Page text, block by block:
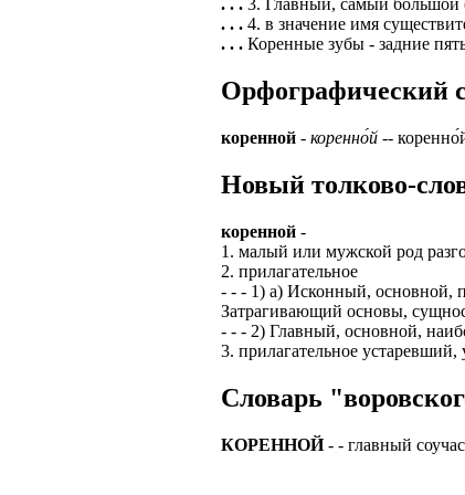
ПРОЦЕСС
Лицензия
Также
упаковщик,
# работа за
# работа за
#
#
ЗАДАЧИ
картами
установке
Опыт не
курьер
В таких
Открытие,
А также в
. . . 3. Главный, самый большой
. . . 4. в значение имя
. . . Коренные зубы - задние
Орфографический
коренной - коренно́й --
Новый толково-
коренной -
1. малый или мужской род
2. прилагательное
- - - 1) а) Исконный, основной,
Затрагивающий основы,
- - - 2) Главный, основной,
3. прилагательное
Словарь
КОРЕННОЙ- - главный